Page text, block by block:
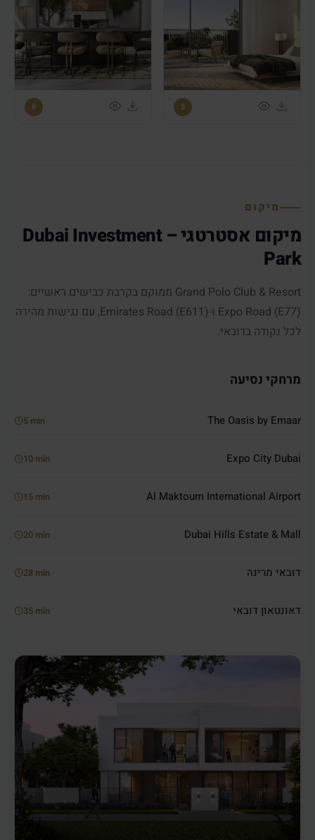
5
6
מיקום
מיקום אסטרטגי – Dubai Investment
Park
Grand Polo Club & Resort ממוקם בקרבת כבישים ראשיים:
Expo Road (E77) ו-Emirates Road (E611), עם נגישות מהירה
לכל נקודה בדובאי.
מרחקי נסיעה
The Oasis by Emaar
5 min
Expo City Dubai
10 min
Al Maktoum International Airport
15 min
Dubai Hills Estate & Mall
20 min
דובאי מרינה 28 min
דאונטאון דובאי 35 min